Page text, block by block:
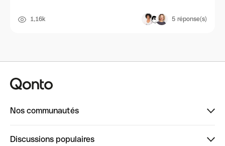
1,16k 5 réponse(s)
Nos communautés
Discussions populaires